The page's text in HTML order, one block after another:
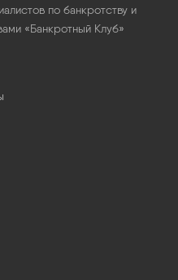
по банкротству и
«Банкротный Клуб»